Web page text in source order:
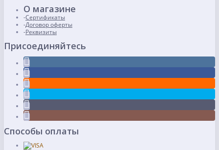
О магазине
Сертификаты
Договор оферты
Реквизиты
Присоединяйтесь
Способы оплаты